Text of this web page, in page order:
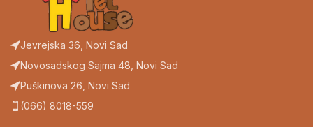
Jevrejska 36, Novi Sad
Novosadskog Sajma 48, Novi Sad
Puškinova 26, Novi Sad
(066) 8018-559